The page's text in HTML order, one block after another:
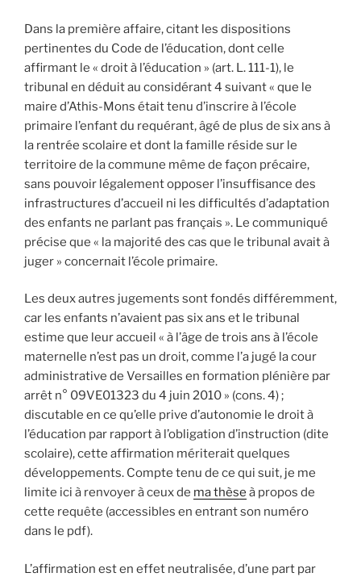
Dans la première affaire, citant les dispositions
pertinentes du Code de l’éducation, dont celle
affirmant le « droit à l’éducation » (art. L. 111-1), le
tribunal en déduit au considérant 4 suivant « que le
maire d’Athis-Mons était tenu d’inscrire à l’école
primaire l’enfant du requérant, âgé de plus de six ans à
la rentrée scolaire et dont la famille réside sur le
territoire de la commune même de façon précaire,
sans pouvoir légalement opposer l’insuffisance des
infrastructures d’accueil ni les difficultés d’adaptation
des enfants ne parlant pas français ». Le communiqué
précise que « la majorité des cas que le tribunal avait à
juger » concernait l’école primaire.
Les deux autres jugements sont fondés différemment,
car les enfants n’avaient pas six ans et le tribunal
estime que leur accueil « à l’âge de trois ans à l’école
maternelle n’est pas un droit, comme l’a jugé la cour
administrative de Versailles en formation plénière par
arrêt n° 09VE01323 du 4 juin 2010 » (cons. 4) ;
discutable en ce qu’elle prive d’autonomie le droit à
l’éducation par rapport à l’obligation d’instruction (dite
scolaire), cette affirmation mériterait quelques
développements. Compte tenu de ce qui suit, je me
limite ici à renvoyer à ceux de ma thèse à propos de
cette requête (accessibles en entrant son numéro
dans le pdf).
L’affirmation est en effet neutralisée, d’une part par